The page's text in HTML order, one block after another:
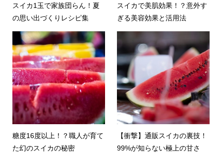
スイカ1玉で家族団らん！夏
の思い出づくりレシピ集
スイカで美肌効果！？意外す
ぎる美容効果と活用法
糖度16度以上！？職人が育て
た幻のスイカの秘密
【衝撃】通販スイカの裏技！
99%が知らない極上の甘さ